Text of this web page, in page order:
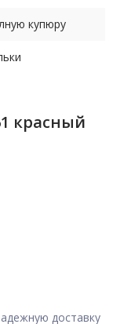
купюру
красный
доставку